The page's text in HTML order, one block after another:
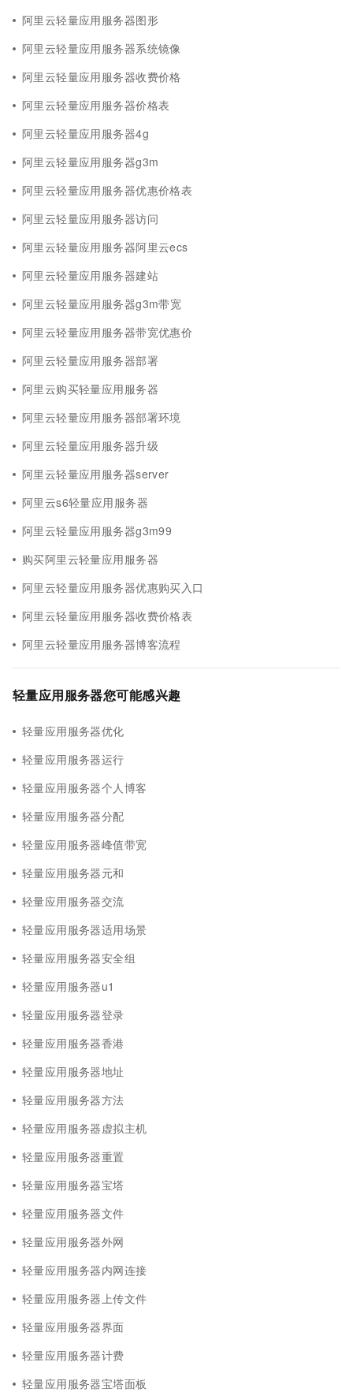
阿里云轻量应用服务器图形
阿里云轻量应用服务器系统镜像
阿里云轻量应用服务器收费价格
阿里云轻量应用服务器价格表
阿里云轻量应用服务器4g
阿里云轻量应用服务器g3m
阿里云轻量应用服务器优惠价格表
阿里云轻量应用服务器访问
阿里云轻量应用服务器阿里云ecs
阿里云轻量应用服务器建站
阿里云轻量应用服务器g3m带宽
阿里云轻量应用服务器带宽优惠价
阿里云轻量应用服务器部署
阿里云购买轻量应用服务器
阿里云轻量应用服务器部署环境
阿里云轻量应用服务器升级
阿里云轻量应用服务器server
阿里云s6轻量应用服务器
阿里云轻量应用服务器g3m99
购买阿里云轻量应用服务器
阿里云轻量应用服务器优惠购买入口
阿里云轻量应用服务器收费价格表
阿里云轻量应用服务器博客流程
轻量应用服务器您可能感兴趣
轻量应用服务器优化
轻量应用服务器运行
轻量应用服务器个人博客
轻量应用服务器分配
轻量应用服务器峰值带宽
轻量应用服务器元和
轻量应用服务器交流
轻量应用服务器适用场景
轻量应用服务器安全组
轻量应用服务器u1
轻量应用服务器登录
轻量应用服务器香港
轻量应用服务器地址
轻量应用服务器方法
轻量应用服务器虚拟主机
轻量应用服务器重置
轻量应用服务器宝塔
轻量应用服务器文件
轻量应用服务器外网
轻量应用服务器内网连接
轻量应用服务器上传文件
轻量应用服务器界面
轻量应用服务器计费
轻量应用服务器宝塔面板